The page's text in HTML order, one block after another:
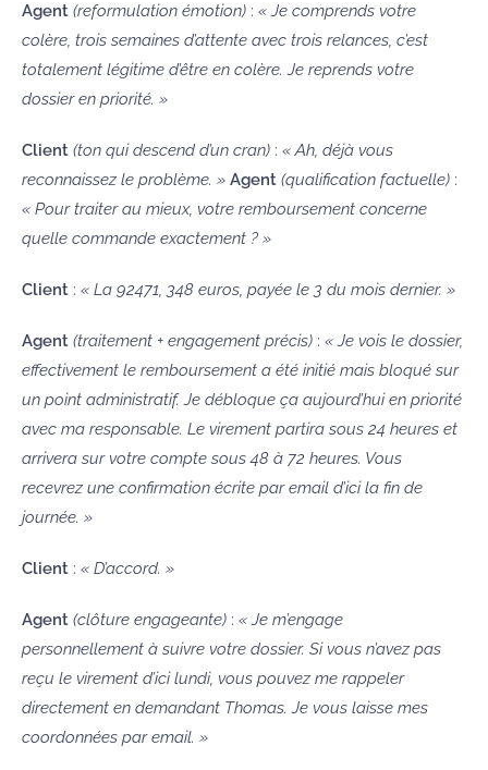
Agent (reformulation émotion) : « Je comprends votre
colère, trois semaines d’attente avec trois relances, c’est
totalement légitime d’être en colère. Je reprends votre
dossier en priorité. »
Client (ton qui descend d’un cran) : « Ah, déjà vous
reconnaissez le problème. » Agent (qualification factuelle) :
« Pour traiter au mieux, votre remboursement concerne
quelle commande exactement ? »
Client : « La 92471, 348 euros, payée le 3 du mois dernier. »
Agent (traitement + engagement précis) : « Je vois le dossier,
effectivement le remboursement a été initié mais bloqué sur
un point administratif. Je débloque ça aujourd’hui en priorité
avec ma responsable. Le virement partira sous 24 heures et
arrivera sur votre compte sous 48 à 72 heures. Vous
recevrez une confirmation écrite par email d’ici la fin de
journée. »
Client : « D’accord. »
Agent (clôture engageante) : « Je m’engage
personnellement à suivre votre dossier. Si vous n’avez pas
reçu le virement d’ici lundi, vous pouvez me rappeler
directement en demandant Thomas. Je vous laisse mes
coordonnées par email. »